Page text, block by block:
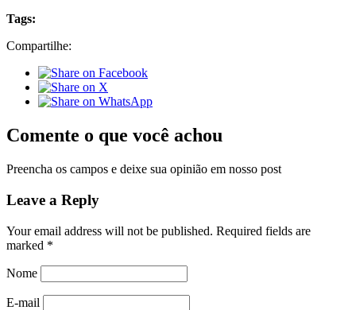
Tags:
Compartilhe:
Comente o que você achou
Preencha os campos e deixe sua opinião em nosso post
Leave a Reply
Your email address will not be published. Required fields are
marked *
Nome
E-mail